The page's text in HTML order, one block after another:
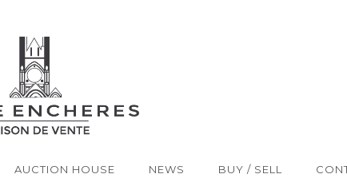
AUCTION HOUSE NEWS BUY / SELL